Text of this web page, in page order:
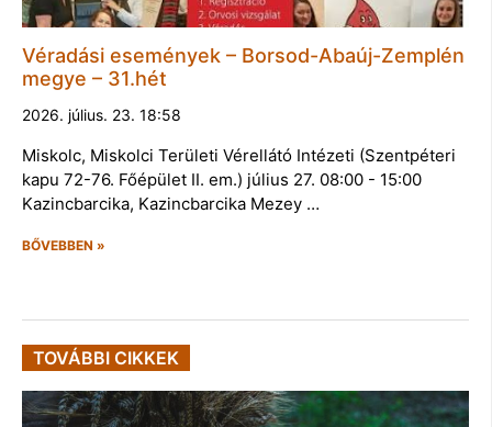
Véradási események – Borsod-Abaúj-Zemplén
megye – 31.hét
2026. július. 23. 18:58
Miskolc, Miskolci Területi Vérellátó Intézeti (Szentpéteri
kapu 72-76. Főépület II. em.) július 27. 08:00 - 15:00
Kazincbarcika, Kazincbarcika Mezey …
BŐVEBBEN »
TOVÁBBI CIKKEK